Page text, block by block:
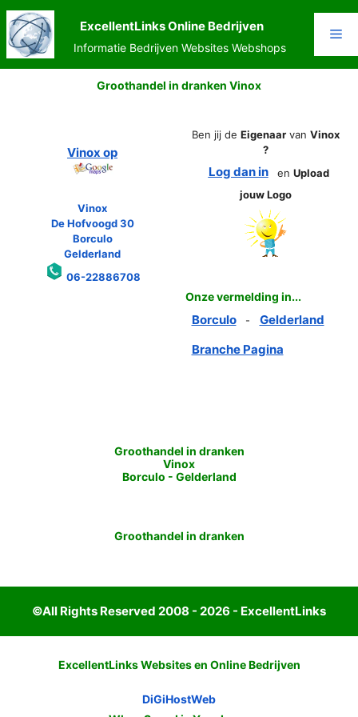
Ga
naar
de
inhoud
ExcellentLinks Online Bedrijven
Informatie Bedrijven Websites Webshops
Groothandel in dranken Vinox
Vinox op
Vinox
De Hofvoogd 30
Borculo
Gelderland
06-22886708
Ben jij de Eigenaar van Vinox
?
Log dan in en Upload
jouw Logo
Onze vermelding in...
Borculo -
Gelderland
Branche Pagina
Groothandel in dranken
Vinox
Borculo - Gelderland
Groothandel in dranken
©All Rights Reserved 2008 - 2026 - ExcellentLinks
ExcellentLinks Websites en Online Bedrijven
DiGiHostWeb